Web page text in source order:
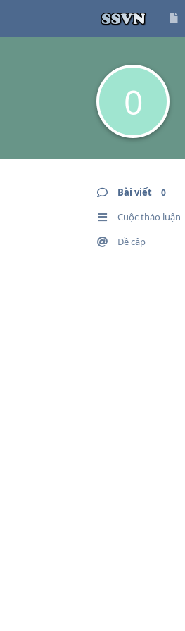
0
Bài viết 0
Cuộc thảo luận
Đề cập